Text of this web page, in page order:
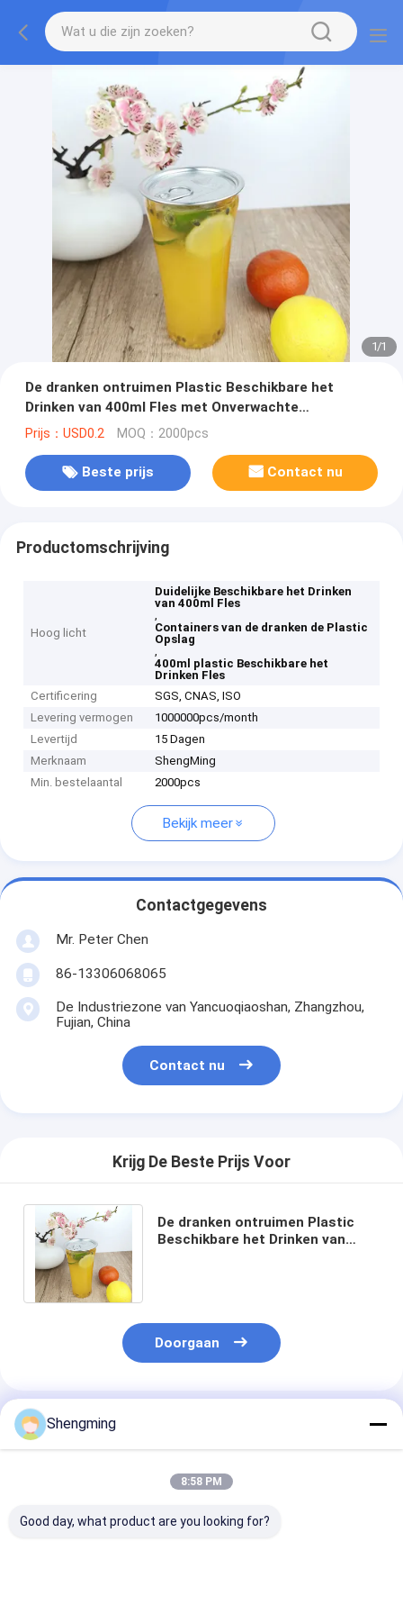
1/1
De dranken ontruimen Plastic Beschikbare het
Drinken van 400ml Fles met Onverwachte
Dekselsronde
Prijs：USD0.2 MOQ：2000pcs
Beste prijs Contact nu
Productomschrijving
Hoog licht
Duidelijke Beschikbare het Drinken
van 400ml Fles
,
Containers van de dranken de Plastic
Opslag
,
400ml plastic Beschikbare het
Drinken Fles
Certificering
SGS, CNAS, ISO
Levering vermogen
1000000pcs/month
Levertijd
15 Dagen
Merknaam
ShengMing
Min. bestelaantal
2000pcs
Bekijk meer
Contactgegevens
Mr. Peter Chen
86-13306068065
De Industriezone van Yancuoqiaoshan, Zhangzhou,
Fujian, China
Contact nu
Krijg De Beste Prijs Voor
De dranken ontruimen Plastic
Beschikbare het Drinken van
Doorgaan
Geadviseerde Producten
Shengming
8:58 PM
Good day, what product are you looking for?